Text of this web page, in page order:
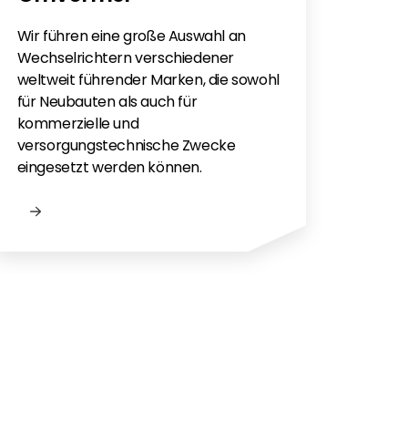
Wir führen eine große Auswahl an
Wechselrichtern verschiedener
weltweit führender Marken, die sowohl
für Neubauten als auch für
kommerzielle und
versorgungstechnische Zwecke
eingesetzt werden können.